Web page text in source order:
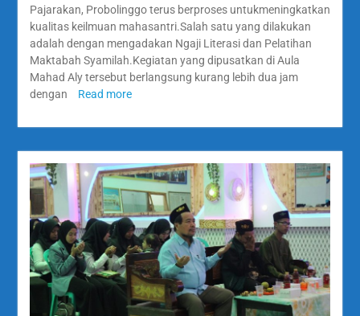
Pajarakan, Probolinggo terus berproses untukmeningkatkan
kualitas keilmuan mahasantri.Salah satu yang dilakukan
adalah dengan mengadakan Ngaji Literasi dan Pelatihan
Maktabah Syamilah.Kegiatan yang dipusatkan di Aula
Mahad Aly tersebut berlangsung kurang lebih dua jam
dengan
Read more